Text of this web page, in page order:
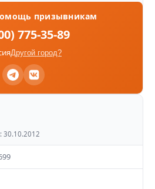
призывникам
775-35-89
Другой город?
30.10.2012